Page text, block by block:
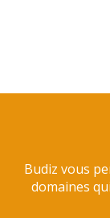
Budiz vous
domaines